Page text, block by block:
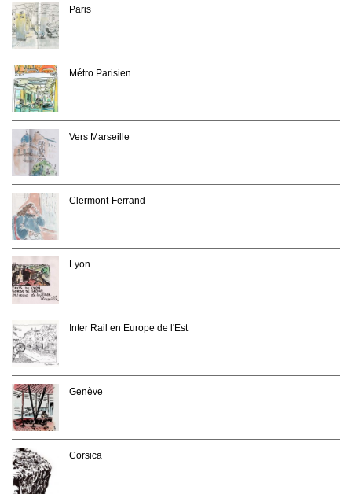
Paris
Métro Parisien
Vers Marseille
Clermont-Ferrand
Lyon
Inter Rail en Europe de l'Est
Genève
Corsica